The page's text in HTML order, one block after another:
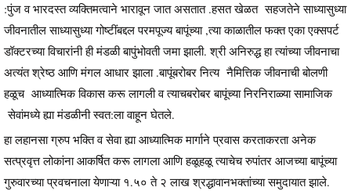
:पुंज व भारदस्त व्यक्तिमत्वाने भारावून जात असतात .हसत खेळत सहजतेने साध्यासुध्या
जीवनातील साध्यासुध्या गोष्टींबद्दल परमपूज्य बापूंच्या ,त्या काळातील फक्त एका एक्सपर्ट
डॉक्टरच्या विचारांनी ही मंडळी बापुंभोवती जमा झाली. श्री अनिरुद्ध हा त्यांच्या जीवनाचा
अत्यंत श्रेष्ठ आणि मंगल आधार झाला .बापूंबरोबर नित्य नैमित्तिक जीवनाची बोलणी
हळूच आध्यात्मिक विकास करू लागली व त्याचबरोबर बापूंच्या निरनिराळ्या सामाजिक
सेवांमध्ये ह्या मंडळीनी स्वत:ला वाहून घेतले.
हा लहानसा ग्रुप भक्ति व सेवा ह्या आध्यात्मिक मार्गाने प्रवास करताकरता अनेक
सत्प्रवृत्त लोकांना आकर्षित करू लागला आणि हळूहळू त्याचेच रुपांतर आजच्या बापूंच्या
गुरुवारच्या प्रवचनाला येणाऱ्या १.५० ते २ लाख श्रद्धावानभक्तांच्या समुदायात झाले.